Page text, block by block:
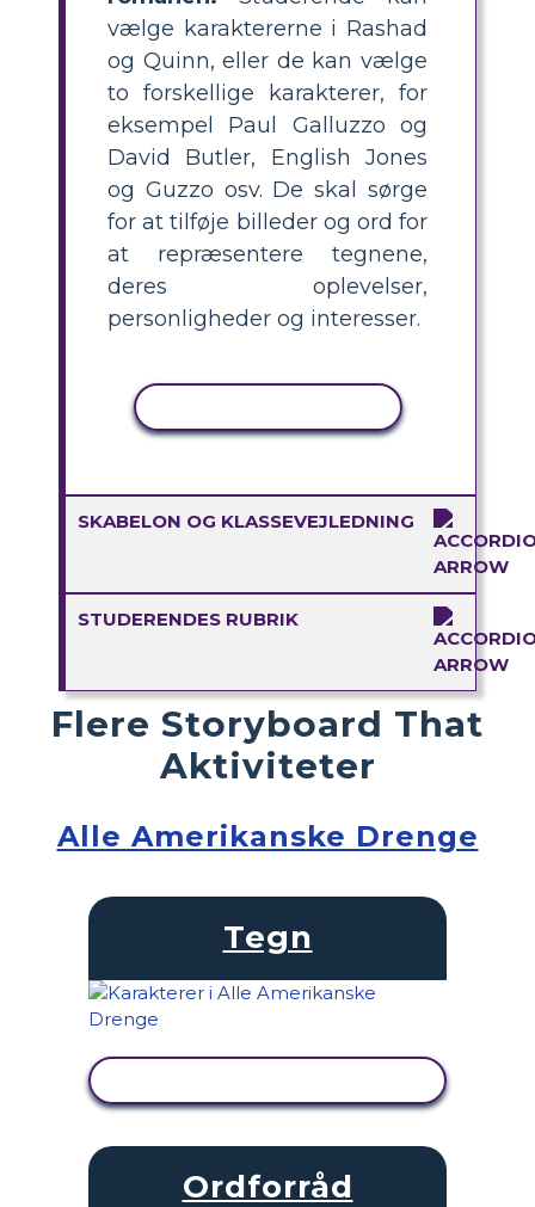
vælge karaktererne i Rashad
og Quinn, eller de kan vælge
to forskellige karakterer, for
eksempel Paul Galluzzo og
David Butler, English Jones
og Guzzo osv. De skal sørge
for at tilføje billeder og ord for
at repræsentere tegnene,
deres oplevelser,
personligheder og interesser.
SKABELON OG KLASSEVEJLEDNING
STUDERENDES RUBRIK
Flere Storyboard That
Aktiviteter
Alle Amerikanske Drenge
Tegn
Ordforråd